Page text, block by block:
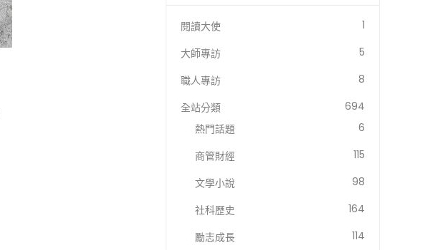
閱讀大使
1
大師專訪
5
職人專訪
8
全站分類
694
熱門話題
6
商管財經
115
文學小說
98
社科歷史
164
勵志成長
114